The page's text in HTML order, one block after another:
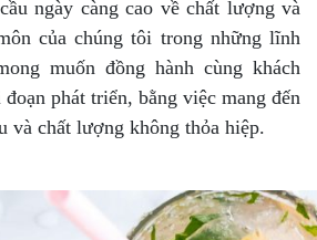
ngày càng cao về chất lượng và
của chúng tôi trong những lĩnh
muốn đồng hành cùng khách
phát triển, bằng việc mang đến
và chất lượng không thỏa hiệp.